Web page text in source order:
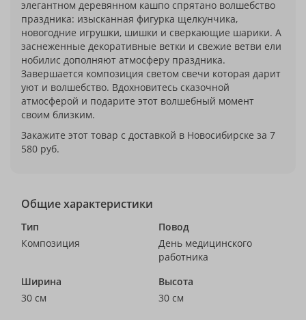
элегантном деревянном кашпо спрятано волшебство
праздника: изысканная фигурка щелкунчика,
новогодние игрушки, шишки и сверкающие шарики. А
заснеженные декоративные ветки и свежие ветви ели
нобилис дополняют атмосферу праздника.
Завершается композиция светом свечи которая дарит
уют и волшебство. Вдохновитесь сказочной
атмосферой и подарите этот волшебный момент
своим близким.
Закажите этот товар с доставкой в Новосибирске за 7
580 руб.
Общие характеристики
Тип
Композиция
Повод
День медицинского
работника
Ширина
30 см
Высота
30 см